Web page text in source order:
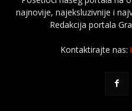
najnovije, najeksluzivnije i
Redakcija portala
Kontaktirajte nas: